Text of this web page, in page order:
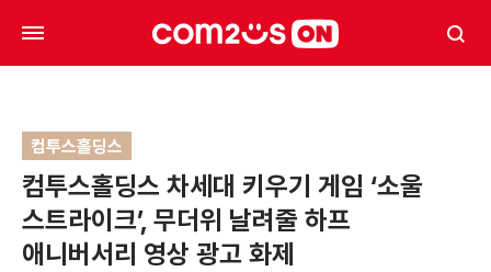
컴투스홀딩스
컴투스홀딩스 차세대 키우기 게임 ‘소울
스트라이크’, 무더위 날려줄 하프
애니버서리 영상 광고 화제